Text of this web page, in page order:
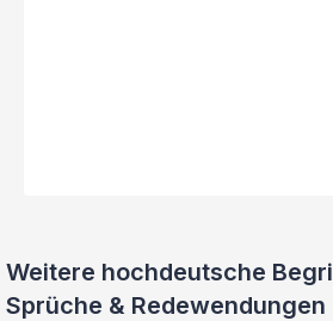
Weitere hochdeutsche
Sprüche & Redewendungen